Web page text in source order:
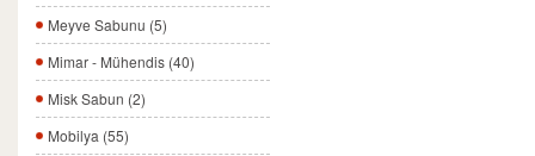
Meyve Sabunu (5)
Mimar - Mühendis (40)
Misk Sabun (2)
Mobilya (55)